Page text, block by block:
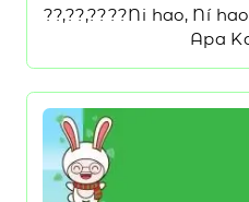
??,??,????Ni hao, Ní
Apa